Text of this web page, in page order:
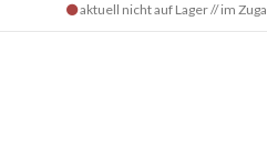
aktuell nicht auf Lager // im